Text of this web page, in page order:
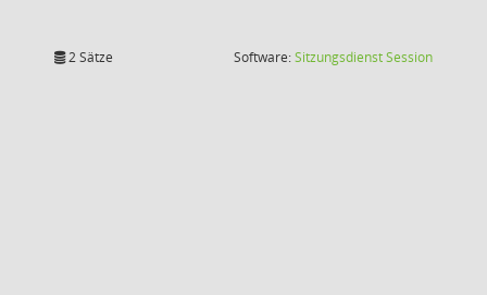
2 Sätze Software:SitzungsdienstSession(Wird in